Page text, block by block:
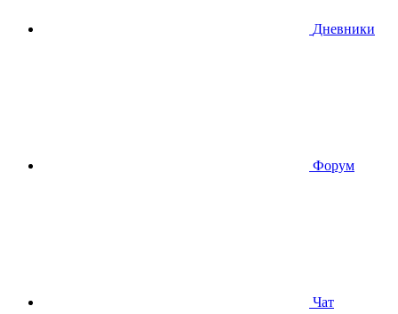
Дневники
Форум
Чат